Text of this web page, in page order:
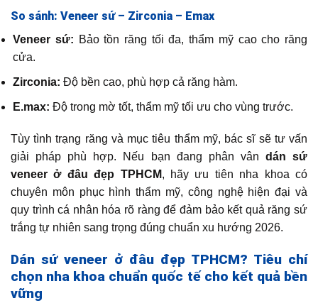
So sánh: Veneer sứ – Zirconia – Emax
Veneer sứ: Bảo tồn răng tối đa, thẩm mỹ cao cho răng
cửa.
Zirconia: Độ bền cao, phù hợp cả răng hàm.
E.max: Độ trong mờ tốt, thẩm mỹ tối ưu cho vùng trước.
Tùy tình trạng răng và mục tiêu thẩm mỹ, bác sĩ sẽ tư vấn
giải pháp phù hợp. Nếu bạn đang phân vân dán sứ
veneer ở đâu đẹp TPHCM, hãy ưu tiên nha khoa có
chuyên môn phục hình thẩm mỹ, công nghệ hiện đại và
quy trình cá nhân hóa rõ ràng để đảm bảo kết quả răng sứ
trắng tự nhiên sang trọng đúng chuẩn xu hướng 2026.
Dán sứ veneer ở đâu đẹp TPHCM? Tiêu chí
chọn nha khoa chuẩn quốc tế cho kết quả bền
vững